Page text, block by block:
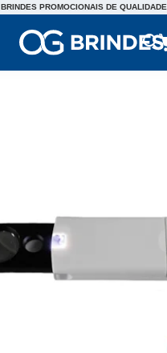
BRINDES PROMOCIONAIS DE QUALIDADE